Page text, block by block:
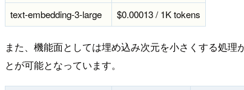
text-embedding-3-large
$0.00013 / 1K tokens
また、機能面としては埋め込み次元を小さくする処
とが可能となっています。